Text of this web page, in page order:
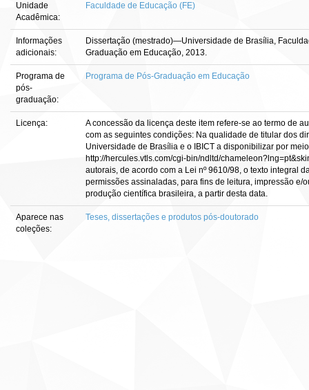
Unidade
Acadêmica:
Faculdade de Educação (FE)
Informações
adicionais:
Dissertação (mestrado)—Universidade de Brasília,
Graduação em Educação, 2013.
Programa de
pós-
graduação:
Programa de Pós-Graduação em Educação
Licença:
A concessão da licença deste item refere-se ao termo de
com as seguintes condições: Na qualidade de titular dos
Universidade de Brasília e o IBICT a disponibilizar por
http://hercules.vtls.com/cgi-bin/ndltd/
autorais, de acordo com a Lei nº 9610/98, o texto integral
permissões assinaladas, para fins de leitura, impressão e/
produção científica brasileira, a partir desta data.
Aparece nas
coleções:
Teses, dissertações e produtos pós-doutorado